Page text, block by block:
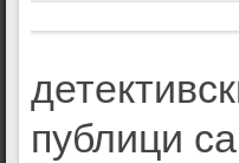
публици